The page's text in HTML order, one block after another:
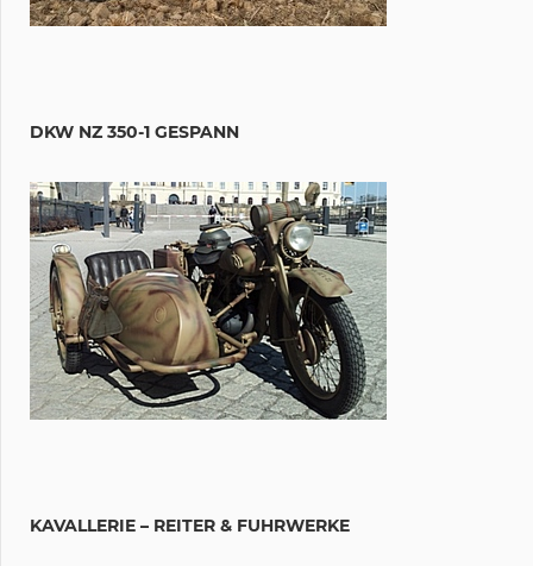
DKW NZ 350-1 GESPANN
KAVALLERIE – REITER & FUHRWERKE